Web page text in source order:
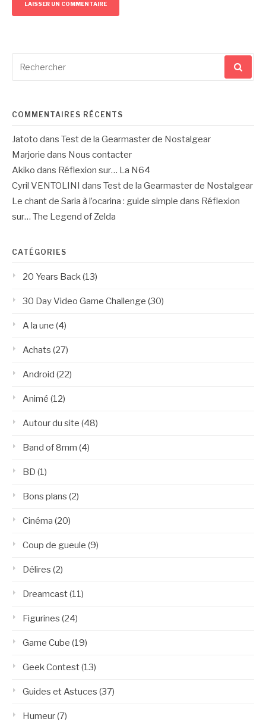
pour
COMMENTAIRES RÉCENTS
Jatoto dans Test de la Gearmaster de Nostalgear
Marjorie dans Nous contacter
Akiko dans Réflexion sur… La N64
Cyril VENTOLINI
dans Test de la Gearmaster de Nostalgear
Le chant de Saria à l’ocarina : guide simple dans Réflexion
sur… The Legend of Zelda
CATÉGORIES
20 Years Back(13)
30 Day Video Game Challenge (30)
A la une (4)
Achats (27)
Android (22)
Animé (12)
Autour du site (48)
Band of 8mm (4)
BD (1)
Bons plans (2)
Cinéma (20)
Coup de gueule (9)
Délires (2)
Dreamcast(11)
Figurines (24)
Game Cube (19)
Geek Contest(13)
Guides et Astuces (37)
Humeur(7)